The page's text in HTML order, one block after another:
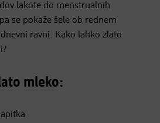
lakote do menstrualnih
se pokaže šele ob rednem
ravni. Kako lahko zlato
mleko: